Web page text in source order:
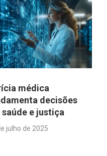
médica
decisões
saúde e justiça
julho de 2025